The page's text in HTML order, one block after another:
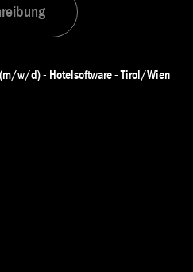
(m/w/d) - Hotelsoftware - Tirol/Wien